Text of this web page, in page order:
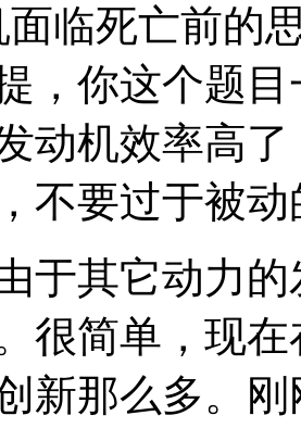
面临死亡前的
，你这个题
动机效率高
不要过于被
于其它动力
很简单，现
新那么多。